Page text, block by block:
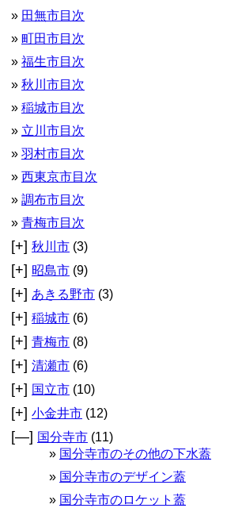
田無市目次
町田市目次
福生市目次
秋川市目次
稲城市目次
立川市目次
羽村市目次
西東京市目次
調布市目次
青梅市目次
[+] 秋川市 (3)
[+] 昭島市 (9)
[+] あきる野市 (3)
[+] 稲城市 (6)
[+] 青梅市 (8)
[+] 清瀬市 (6)
[+] 国立市 (10)
[+] 小金井市 (12)
[—] 国分寺市 (11)
国分寺市のその他の下水蓋
国分寺市のデザイン蓋
国分寺市のロケット蓋